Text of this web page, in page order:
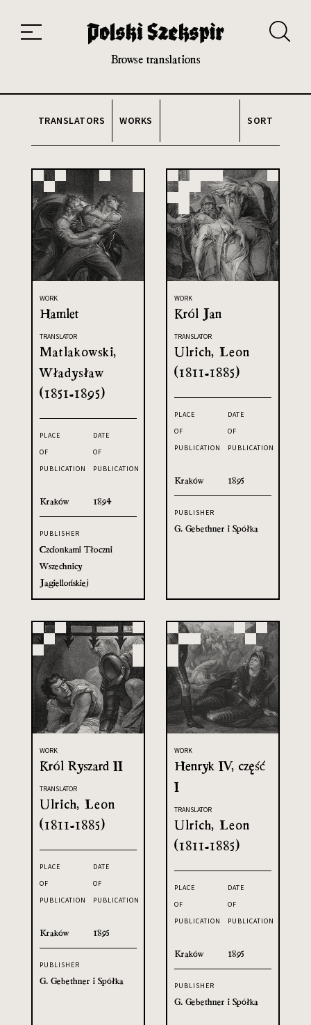
20th and 21st century module
Browse translations
TRANSLATORS WORKS SORT
WORK
Hamlet
TRANSLATOR
Matlakowski,
Władysław
(1851-1895)
PLACE
OF
PUBLICATION
Kraków
DATE
OF
PUBLICATION
1894
PUBLISHER
Czcionkami Tłoczni
Wszechnicy
Jagiellońskiej
WORK
Król Jan
TRANSLATOR
Ulrich, Leon
(1811-1885)
PLACE
OF
PUBLICATION
Kraków
DATE
OF
PUBLICATION
1895
PUBLISHER
G. Gebethner i Spółka
WORK
Król Ryszard II
TRANSLATOR
Ulrich, Leon
(1811-1885)
PLACE
OF
PUBLICATION
Kraków
DATE
OF
PUBLICATION
1895
PUBLISHER
G. Gebethner i Spółka
WORK
Henryk IV, część
I
TRANSLATOR
Ulrich, Leon
(1811-1885)
PLACE
OF
PUBLICATION
Kraków
DATE
OF
PUBLICATION
1895
PUBLISHER
G. Gebethner i Spółka